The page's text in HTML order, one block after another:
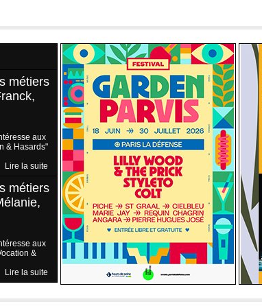
métiers
aux
& Hasards"
Lire la suite
métiers
aux
&
Lire la suite